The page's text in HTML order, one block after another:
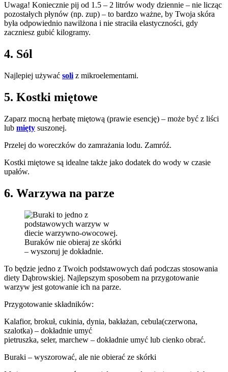
Uwaga! Koniecznie pij od 1.5 – 2 litrów wody dziennie – nie licząc
pozostałych płynów (np. zup) – to bardzo ważne, by Twoja skóra
była odpowiednio nawilżona i nie straciła elastyczności, gdy
zaczniesz gubić kilogramy.
4. Sól
Najlepiej używać soli z mikroelementami.
5. Kostki miętowe
Zaparz mocną herbatę miętową (prawie esencję) – może być z liści
lub mięty suszonej.
Przelej do woreczków do zamrażania lodu. Zamróź.
Kostki miętowe są idealne także jako dodatek do wody w czasie
upałów.
6. Warzywa na parze
Buraków nie obieraj ze skórki
– wyszoruj je dokładnie.
To będzie jedno z Twoich podstawowych dań podczas stosowania
diety Dąbrowskiej. Najlepszym sposobem na przygotowanie
warzyw jest gotowanie ich na parze.
Przygotowanie składników:
Kalafior, brokuł, cukinia, dynia, bakłażan, cebula(czerwona,
szalotka) – dokładnie umyć
pietruszka, seler, marchew – dokładnie umyć lub cienko obrać.
Buraki – wyszorować, ale nie obierać ze skórki